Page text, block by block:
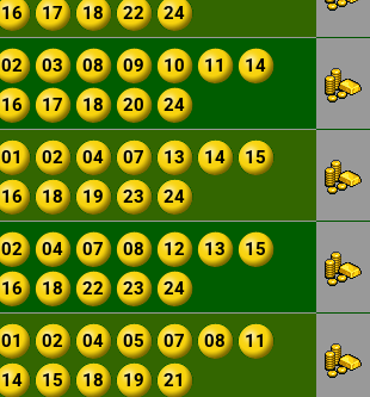
16
17 18 22 24
02 03 08 09 10 11
14
16
17 18 20 24
01 02 04 07 13 14
15
16
18 19 23 24
02 04 07 08 12 13
15
16
18 22 23 24
01 02 04 05 07 08
11
14
15 18 19 21